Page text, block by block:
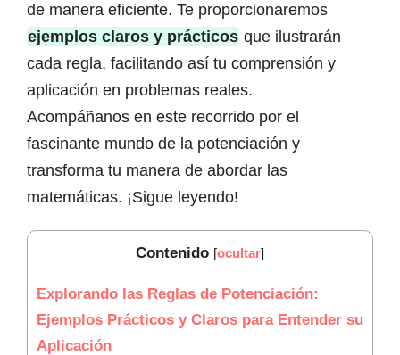
de manera eficiente. Te proporcionaremos
ejemplos claros y prácticos que ilustrarán
cada regla, facilitando así tu comprensión y
aplicación en problemas reales.
Acompáñanos en este recorrido por el
fascinante mundo de la potenciación y
transforma tu manera de abordar las
matemáticas. ¡Sigue leyendo!
Contenido [ocultar]
Explorando las Reglas de Potenciación:
Ejemplos Prácticos y Claros para Entender su
Aplicación